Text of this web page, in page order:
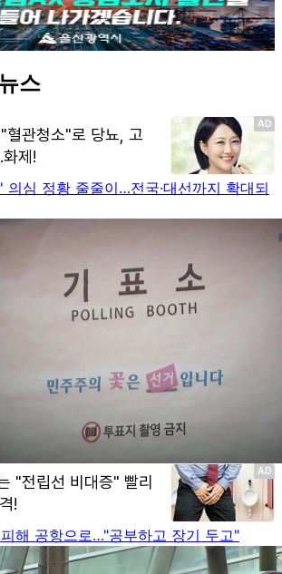
스
의심 정황 줄줄이…전국·대선까지 확대되
해 공항으로…"공부하고 장기 두고"